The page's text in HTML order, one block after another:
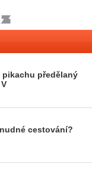
předělaný
cestování?